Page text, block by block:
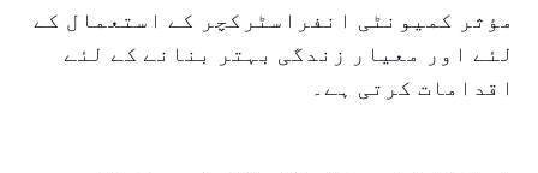
مؤثر کمیونٹی انفراسٹرکچر کے استعمال کے
لئے اور معیار زندگی بہتر بنانے کے لئے
اقدامات کرتی ہے۔